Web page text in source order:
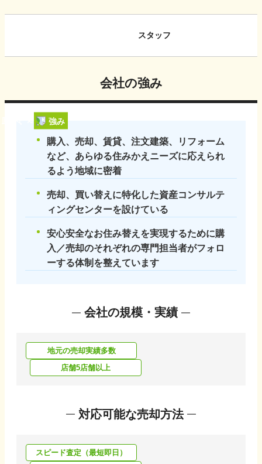
スタッフ
会社の強み
強み
購入、売却、賃貸、注文建築、リフォーム
など、あらゆる住みかえニーズに応えられ
るよう地域に密着
売却、買い替えに特化した資産コンサルテ
ィングセンターを設けている
安心安全なお住み替えを実現するために購
入／売却のそれぞれの専門担当者がフォロ
ーする体制を整えています
会社の規模・実績
地元の売却実績多数
店舗5店舗以上
対応可能な売却方法
スピード査定（最短即日）